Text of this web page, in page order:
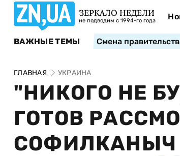
ЗЕРКАЛО НЕДЕЛИ
не подводим с 1994-го года
ВАЖНЫЕ ТЕМЫ Смена
ГЛАВНАЯ УКРАИНА
"НИКОГО НЕ
ГОТОВ
СОФИЛКАНЫЧ